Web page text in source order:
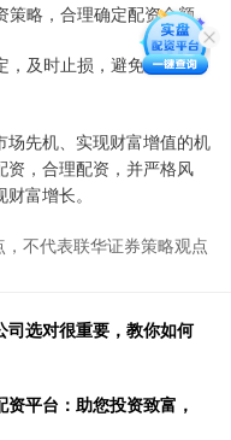
略，合理确定配资金额。
，及时止损，避免爆仓风
先机、实现财富增值的机
资，合理配资，并严格风
富增长。
不代表联华证券策略观点
司选对很重要，教你如何
平台：助您投资致富，